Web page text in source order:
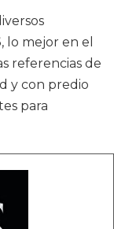
, lo mejor en el
referencias de
y con predio
para